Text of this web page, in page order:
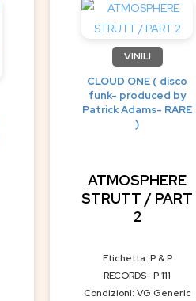
VINILI
CLOUD ONE ( disco
funk- produced by
Patrick Adams- RARE
)
ATMOSPHERE
STRUTT / PART
2
Etichetta: P & P
RECORDS- P 111
Condizioni: VG Generic